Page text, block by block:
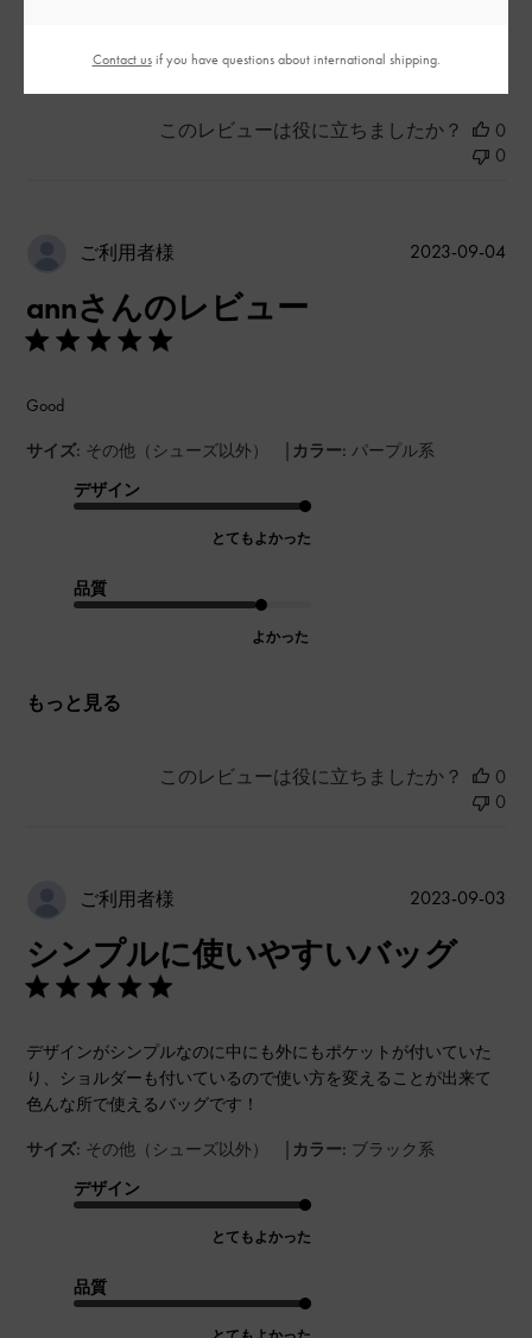
もっと見る
このレビューは役に立ちましたか？
0
0
ご利用者様
annさんのレビュー
Good
サイズ: その他（シューズ以外） | カラー: パープル系
デザイン
とてもよかった
品質
よかった
もっと見る
公
2023-09-04
このレビューは役に立ちましたか？
0
0
ご利用者様
シンプルに使いやすいバッグ
デザインがシンプルなのに中にも外にもポケットが付いていた
り、ショルダーも付いているので使い方を変えることが出来て
色んな所で使えるバッグです！
サイズ: その他（シューズ以外） | カラー: ブラック系
デザイン
とてもよかった
品質
公
2023-09-03
Contact usif you have questions about international shipping.